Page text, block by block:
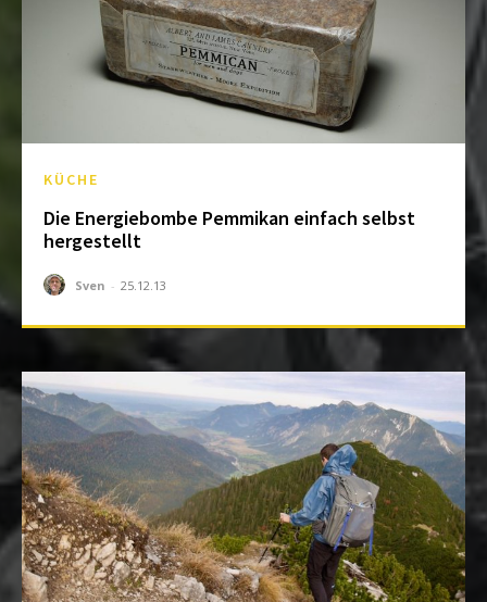
KÜCHE
Die Energiebombe Pemmikan einfach selbst
hergestellt
Sven - 25.12.13